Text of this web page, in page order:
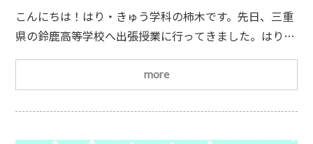
こんにちは！はり・きゅう学科の柿木です。先日、三重
県の鈴鹿高等学校へ出張授業に行ってきました。はり・
きゅう学科では毎年、東海3県の様々な高等学校へ出張
授業に行っています。様々な分野を希望する学生さんが
熱心に先生の話に耳を傾けてくれました。はり師、きゅ
う師という国家資格は治療院で働くときはもちろん、ス
more